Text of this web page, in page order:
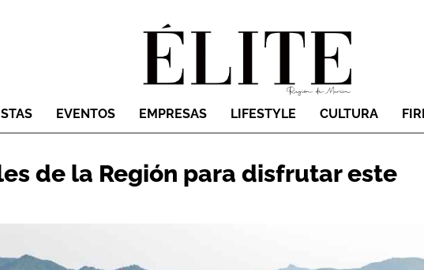
EVENTOS EMPRESAS LIFESTYLE CULTURA
de la Región para disfrutar este